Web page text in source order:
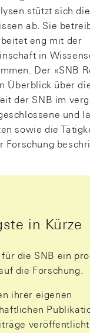
stützt sich
ab. Sie
eng mit der
in
Der «SNB
Überblick über
der SNB im
und
sowie die
Forschung
in Kürze
die SNB ein
die Forschung.
ihrer eigenen